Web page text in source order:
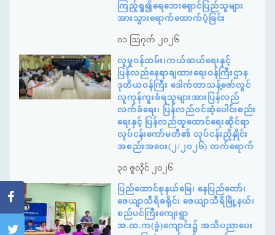
ကြည့်ရှု၍ရေဘေးရှောင်ပြည်သူများ
အားသွားရောက်ထောက်ပံ့ခြင်း
၀၁ ဩဂုတ် ၂၀၂၆
လူမှုဝန်ထမ်း၊ကယ်ဆယ်ရေးနှင့်
ပြန်လည်နေရာချထားရေးဝန်ကြီးဌာန
ဒုတိယဝန်ကြီး ဒေါက်တာသန့်ဇော်လွင်
လူကုန်ကူးခံရသူများအားပြန်လည်
လက်ခံရေး၊ ပြန်လည်ဝင်ဆံ့ပေါင်းစည်း
ရေးနှင့် ပြန်လည်ထူထောင်ရေးဆိုင်ရာ
လုပ်ငန်းကော်မတီ၏ လုပ်ငန်းညှိနှိုင်း
အစည်းအဝေး(၂/၂၀၂၆) တက်ရောက်
၃၀ ဇူလိုင် ၂၀၂၆
ပြည်ထောင်စုနယ်မြေ၊ နေပြည်တော်၊
ဇေယျာသီရိခရိုင်၊ ဇေယျာသီရိမြို့နယ်၊
စည်ပင်ကြီးကျေးရွာ
အ.ထ.က(ခွဲ)ကျောင်း၌ အသိပညာပေး